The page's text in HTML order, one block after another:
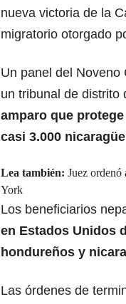
nueva victoria de la
migratorio otorgado
Un panel del Noveno
un tribunal de distrito
amparo que
casi 3.000
Lea también: Juez ordenó
York
Los beneficiarios
en Estados Unidos
hondureños y
Las órdenes de